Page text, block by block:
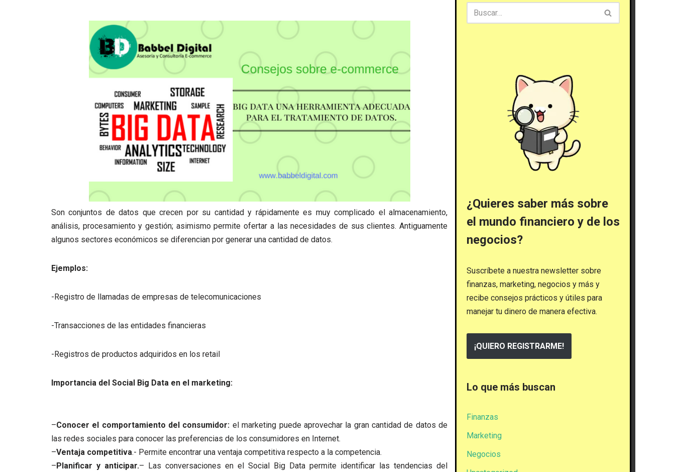
Son conjuntos de datos que crecen por su cantidad y rápidamente es muy complicado el almacenamiento,
análisis, procesamiento y gestión; asimismo permite ofertar a las necesidades de sus clientes. Antiguamente
algunos sectores económicos se diferencian por generar una cantidad de datos.
Ejemplos:
-Registro de llamadas de empresas de telecomunicaciones
-Transacciones de las entidades financieras
-Registros de productos adquiridos en los retail
Importancia del Social Big Data en el marketing:
–Conocer el comportamiento del consumidor: el marketing puede aprovechar la gran cantidad de datos de
las redes sociales para conocer las preferencias de los consumidores en Internet.
–Ventaja competitiva.- Permite encontrar una ventaja competitiva respecto a la competencia.
–Planificar y anticipar.– Las conversaciones en el Social Big Data permite identificar las tendencias del
¿Quieres saber más sobre
el mundo financiero y de los
negocios?
Suscríbete a nuestra newsletter sobre
finanzas, marketing, negocios y más y
recibe consejos prácticos y útiles para
manejar tu dinero de manera efectiva.
¡QUIERO REGISTRARME!
Lo que más buscan
Finanzas
Marketing
Negocios